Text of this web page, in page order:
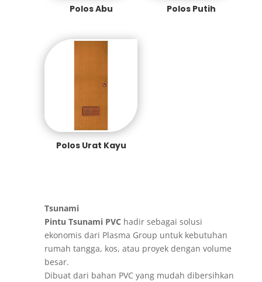
Polos Abu Polos Putih
Polos Urat Kayu
Tsunami
Pintu Tsunami PVC hadir sebagai solusi
ekonomis dari Plasma Group untuk kebutuhan
rumah tangga, kos, atau proyek dengan volume
besar.
Dibuat dari bahan PVC yang mudah dibersihkan